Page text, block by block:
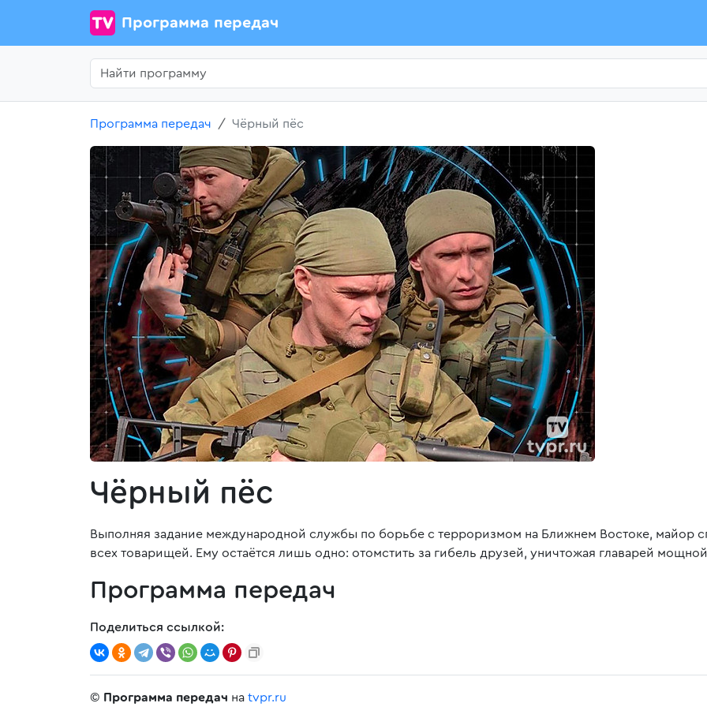
Программа передач
Программа передач Чёрный пёс
Чёрный пёс
Выполняя задание международной службы по борьбе с терроризмом на Ближнем Востоке, майор
всех товарищей. Ему остаётся лишь одно: отомстить за гибель друзей, уничтожая главарей
Программа передач
Поделиться ссылкой:
© Программа передач на tvpr.ru